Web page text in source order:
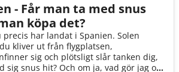
- Får man ta med snus
köpa det?
har landat i Spanien. Solen
kliver ut från flygplatsen,
sig och plötsligt slår tanken dig,
sig snus hit? Och om ja, vad gör jag om